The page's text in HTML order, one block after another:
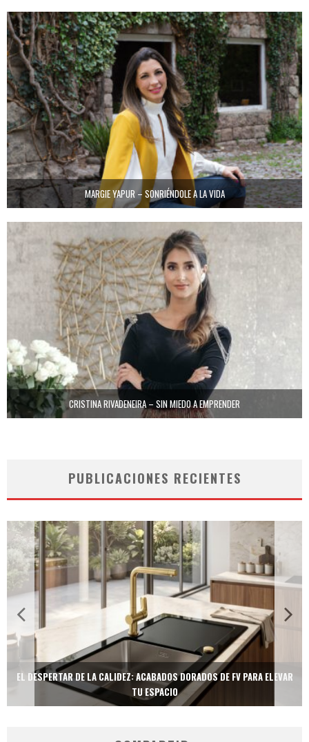
MARGIE YAPUR – SONRIÉNDOLE A LA VIDA
CRISTINA RIVADENEIRA – SIN MIEDO A EMPRENDER
PUBLICACIONES RECIENTES
ELEVAR
TECNOLOGÍA Y BIENESTAR DE VANGUARDIA: EL INODORO
NEOTECH DE FV.